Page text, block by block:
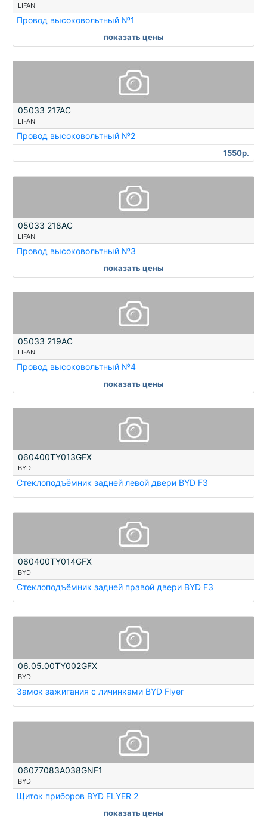
LIFAN
Провод высоковольтный №1
показать цены
05033 217AC
LIFAN
Провод высоковольтный №2
1550р.
05033 218AC
LIFAN
Провод высоковольтный №3
показать цены
05033 219AC
LIFAN
Провод высоковольтный №4
показать цены
060400TY013GFX
BYD
Стеклоподъёмник задней левой двери BYD F3
060400TY014GFX
BYD
Стеклоподъёмник задней правой двери BYD F3
06.05.00TY002GFX
BYD
Замок зажигания с личинками BYD Flyer
06077083A038GNF1
BYD
Щиток приборов BYD FLYER 2
показать цены